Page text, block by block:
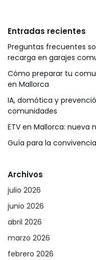
Entradas recientes
Preguntas frecuentes
recarga en garajes
Cómo preparar tu
en Mallorca
IA, domótica y
comunidades
ETV en Mallorca:
Guía para la
Archivos
julio 2026
junio 2026
abril 2026
marzo 2026
febrero 2026